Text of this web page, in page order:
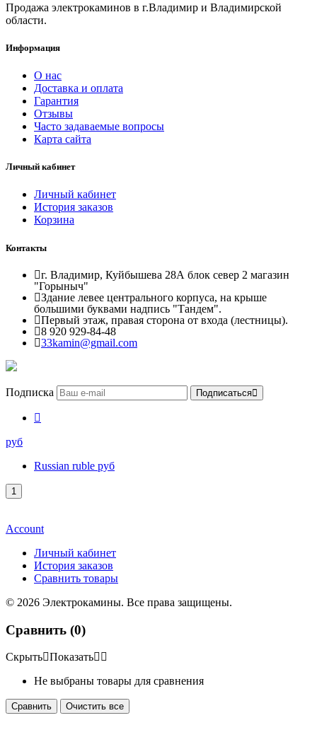
Продажа электрокаминов в г.Владимир и Владимирской
области.
Информация
О нас
Доставка и оплата
Гарантия
Отзывы
Часто задаваемые вопросы
Карта сайта
Личный кабинет
Личный кабинет
История заказов
Корзина
Контакты
г. Владимир, Куйбышева 28А блок север 2 магазин
"Горыныч"
Здание левее центрального корпуса, на крыше
большими буквами надпись "Тандем".
Первый этаж, правая сторона от входа (лестницы).
8 920 929-84-48
33kamin@gmail.com
Подписка Подписаться
руб
Russian ruble руб
Account
Личный кабинет
История заказов
Сравнить товары
© 2026 Электрокамины. Все права защищены.
Сравнить (0)
Скрыть Показать
Не выбраны товары для сравнения
Сравнить Очистить все